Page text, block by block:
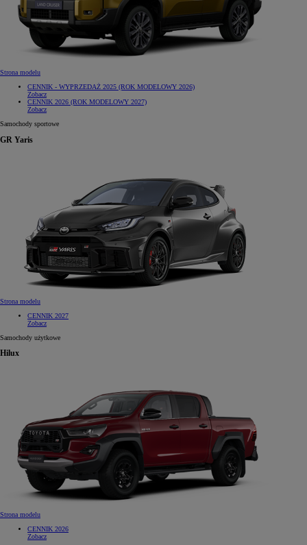
Strona modelu
CENNIK - WYPRZEDAŻ 2025 (ROK MODELOWY 2026)
Zobacz
CENNIK 2026 (ROK MODELOWY 2027)
Zobacz
Samochody sportowe
GR Yaris
Strona modelu
CENNIK 2027
Zobacz
Samochody użytkowe
Hilux
Strona modelu
CENNIK 2026
Zobacz